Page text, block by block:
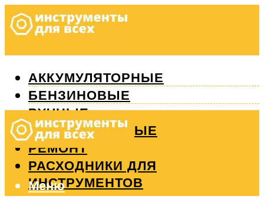
АККУМУЛЯТОРНЫЕ
БЕНЗИНОВЫЕ
РУЧНЫЕ
ИЗМЕРИТЕЛЬНЫЕ
РЕМОНТ
РАСХОДНИКИ ДЛЯ
ИНСТРУМЕНТОВ
Меню